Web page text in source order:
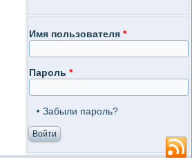
Имя пользователя *
Пароль *
Забыли пароль?